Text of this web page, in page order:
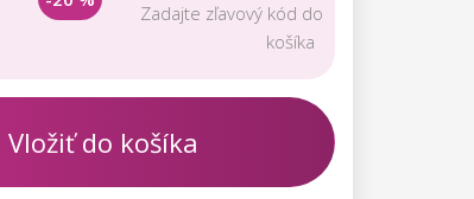
Zadajte zľavový kód do
košíka
Vložiť do košíka